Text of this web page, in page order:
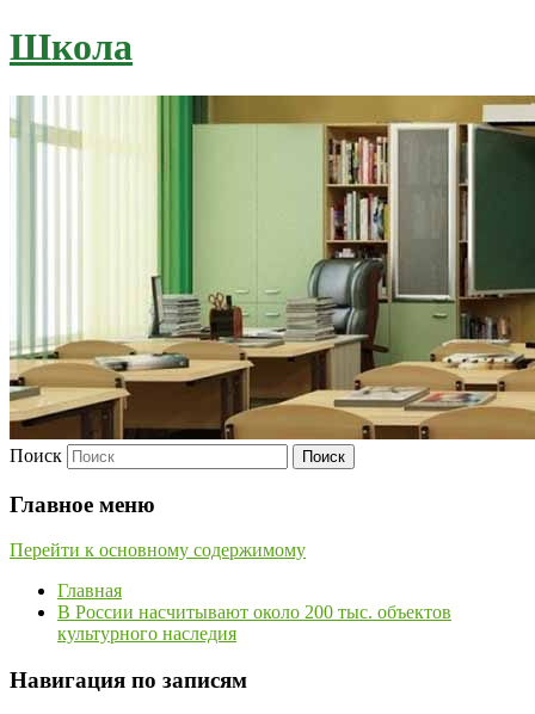
Школа
Поиск
Главное меню
Перейти к основному содержимому
Главная
В России насчитывают около 200 тыс. объектов
культурного наследия
Навигация по записям